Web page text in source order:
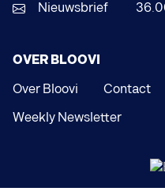
Nieuwsbrief
OVER BLOOVI
Over Bloovi
Contact
Weekly Newsletter